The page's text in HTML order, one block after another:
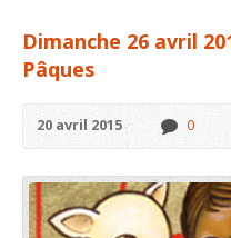
Dimanche 26 avril
Pâques
20 avril 2015 0